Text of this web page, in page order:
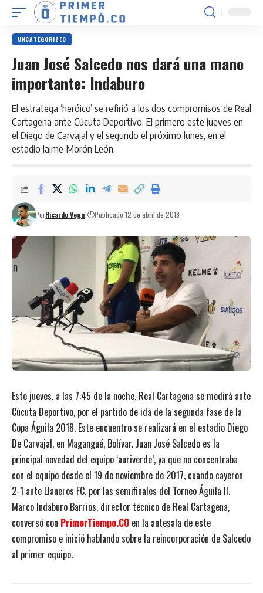
UNCATEGORIZED
Juan José Salcedo nos dará una mano
importante: Indaburo
El estratega ‘heróico’ se refirió a los dos compromisos de Real
Cartagena ante Cúcuta Deportivo. El primero este jueves en
el Diego de Carvajal y el segundo el próximo lunes, en el
estadio Jaime Morón León.
PorRicardo Vega Publicado 12 de abril de 2018
Este jueves, a las 7:45 de la noche, Real Cartagena se medirá ante
Cúcuta Deportivo, por el partido de ida de la segunda fase de la
Copa Águila 2018. Este encuentro se realizará en el estadio Diego
De Carvajal, en Magangué, Bolívar. Juan José Salcedo es la
principal novedad del equipo ‘auriverde’, ya que no concentraba
con el equipo desde el 19 de noviembre de 2017, cuando cayeron
2-1 ante Llaneros FC, por las semifinales del Torneo Águila II.
Marco Indaburo Barrios, director técnico de Real Cartagena,
conversó con PrimerTiempo.CO en la antesala de este
compromiso e inició hablando sobre la reincorporación de Salcedo
al primer equipo.